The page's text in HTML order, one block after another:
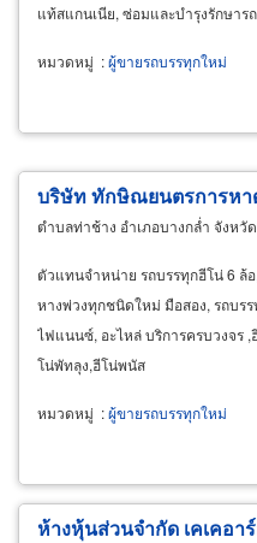
แท้สแกนเนีย, ซ่อมและบำรุงรักษาร
หมวดหมู่ :ผู้ขายรถบรรทุกใหม่
บริษัท ทักษิณยนตรการห
ตำบลท่าช้าง อำเภอบางกล่ำ จังหวั
ตัวแทนจำหน่าย รถบรรทุกฮีโน่ 6 ล้
หางพ่วงทุกชนิดใหม่ มือสอง, รถบร
ไฟแนนซ์, อะไหล่ บริการครบวงจร
โน่พัทลุง,ฮีโน่พนัส
หมวดหมู่ :ผู้ขายรถบรรทุกใหม่
ห้างหุ้นส่วนจำกัด เคเคอา